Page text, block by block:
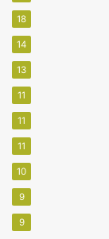
18
14
13
11
11
11
10
9
9